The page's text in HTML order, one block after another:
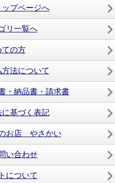
プページへ
リ一覧へ
ての方
法について
・納品書・請求書
基づく表記
お店 やさかい
い合わせ
について